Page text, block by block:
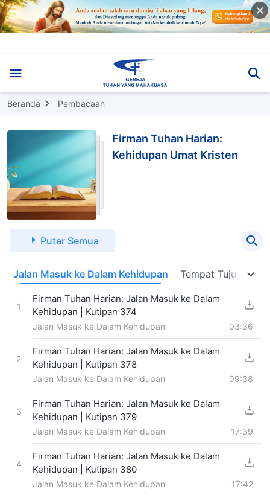
Beranda Pembacaan
Firman Tuhan Harian:
Kehidupan Umat Kristen
Putar Semua
Jalan Masuk ke Dalam Kehidupan Tempat Tujuan dan
1
Firman Tuhan Harian: Jalan Masuk ke Dalam
Kehidupan | Kutipan 374
Jalan Masuk ke Dalam Kehidupan 03:36
2
Firman Tuhan Harian: Jalan Masuk ke Dalam
Kehidupan | Kutipan 378
Jalan Masuk ke Dalam Kehidupan 09:38
3
Firman Tuhan Harian: Jalan Masuk ke Dalam
Kehidupan | Kutipan 379
Jalan Masuk ke Dalam Kehidupan 17:39
4
Firman Tuhan Harian: Jalan Masuk ke Dalam
Kehidupan | Kutipan 380
Jalan Masuk ke Dalam Kehidupan 17:42